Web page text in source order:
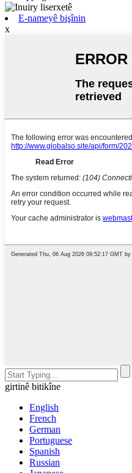
E-nameyê bişînin
x
girtinê bitikîne
English
French
German
Portuguese
Spanish
Russian